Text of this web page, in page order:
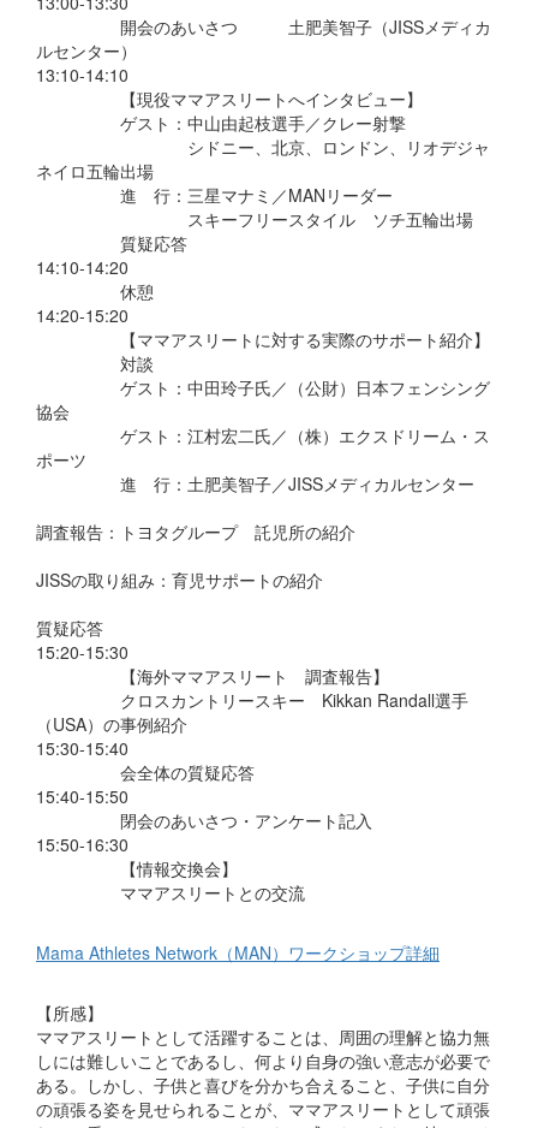
開会のあいさつ 土肥美智子（JISSメディカ
ルセンター）
13:10-14:10
【現役ママアスリートへインタビュー】
ゲスト：中山由起枝選手／クレー射撃
シドニー、北京、ロンドン、リオデジャ
ネイロ五輪出場
進 行：三星マナミ／MANリーダー
スキーフリースタイル ソチ五輪出場
質疑応答
14:10-14:20
休憩
14:20-15:20
【ママアスリートに対する実際のサポート紹介】
対談
ゲスト：中田玲子氏／（公財）日本フェンシング
協会
ゲスト：江村宏二氏／（株）エクスドリーム・ス
ポーツ
進 行：土肥美智子／JISSメディカルセンター
調査報告：トヨタグループ 託児所の紹介
JISSの取り組み：育児サポートの紹介
質疑応答
15:20-15:30
【海外ママアスリート 調査報告】
クロスカントリースキー Kikkan Randall選手
（USA）の事例紹介
15:30-15:40
会全体の質疑応答
15:40-15:50
閉会のあいさつ・アンケート記入
15:50-16:30
【情報交換会】
ママアスリートとの交流
Mama Athletes Network（MAN）ワークショップ詳細
【所感】
ママアスリートとして活躍することは、周囲の理解と協力無
しには難しいことであるし、何より自身の強い意志が必要で
ある。しかし、子供と喜びを分かち合えること、子供に自分
の頑張る姿を見せられることが、ママアスリートとして頑張